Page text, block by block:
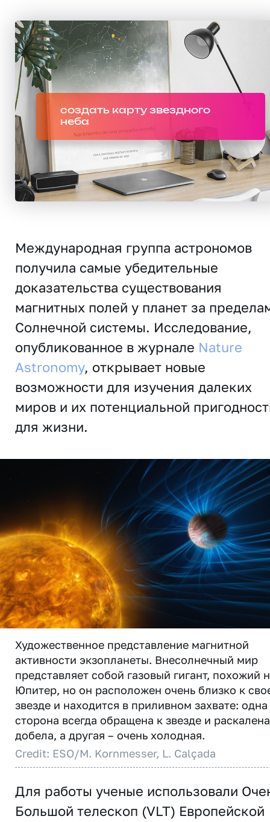
создать карту звездного
неба
Международная группа астрономов
получила самые убедительные
доказательства существования
магнитных полей у планет за
Солнечной системы. Исследование,
опубликованное в журнале Nature
Astronomy, открывает новые
возможности для изучения далеких
миров и их потенциальной
для жизни.
Художественное представление магнитной
активности экзопланеты. Внесолнечный мир
представляет собой газовый гигант, похожий
Юпитер, но он расположен очень близко к
звезде и находится в приливном захвате: одна
сторона всегда обращена к звезде и раскалена
добела, а другая – очень холодная.
Credit: ESO/M. Kornmesser, L. Calçada
Для работы ученые использовали
Большой телескоп (VLT) Европейской